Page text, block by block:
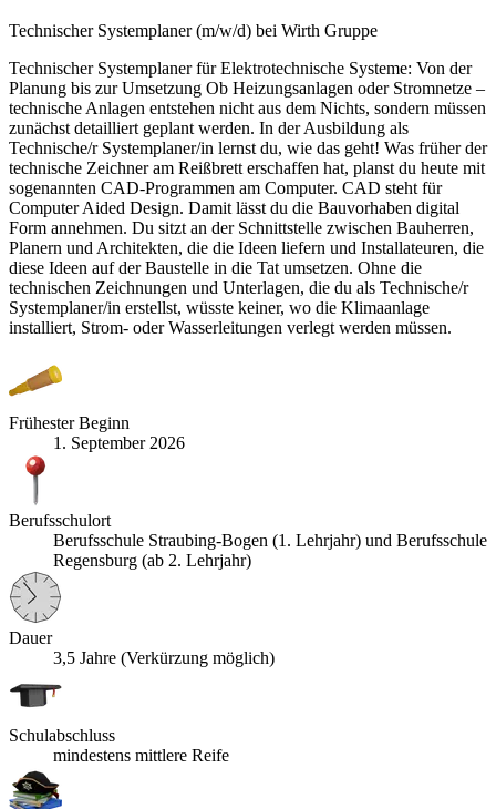
Technischer Systemplaner (m/w/d) bei Wirth Gruppe
Technischer Systemplaner für Elektrotechnische Systeme: Von der
Planung bis zur Umsetzung Ob Heizungsanlagen oder Stromnetze –
technische Anlagen entstehen nicht aus dem Nichts, sondern müssen
zunächst detailliert geplant werden. In der Ausbildung als
Technische/r Systemplaner/in lernst du, wie das geht! Was früher der
technische Zeichner am Reißbrett erschaffen hat, planst du heute mit
sogenannten CAD-Programmen am Computer. CAD steht für
Computer Aided Design. Damit lässt du die Bauvorhaben digital
Form annehmen. Du sitzt an der Schnittstelle zwischen Bauherren,
Planern und Architekten, die die Ideen liefern und Installateuren, die
diese Ideen auf der Baustelle in die Tat umsetzen. Ohne die
technischen Zeichnungen und Unterlagen, die du als Technische/r
Systemplaner/in erstellst, wüsste keiner, wo die Klimaanlage
installiert, Strom- oder Wasserleitungen verlegt werden müssen.
Frühester Beginn
1. September 2026
Berufsschulort
Berufsschule Straubing-Bogen (1. Lehrjahr) und Berufsschule
Regensburg (ab 2. Lehrjahr)
Dauer
3,5 Jahre (Verkürzung möglich)
Schulabschluss
mindestens mittlere Reife